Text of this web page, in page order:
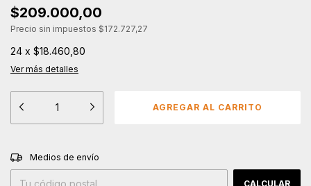
$209.000,00
Precio sin impuestos $172.727,27
24 x $18.460,80
Ver más detalles
Entregas para el CP:
Medios de envío
CALCULAR